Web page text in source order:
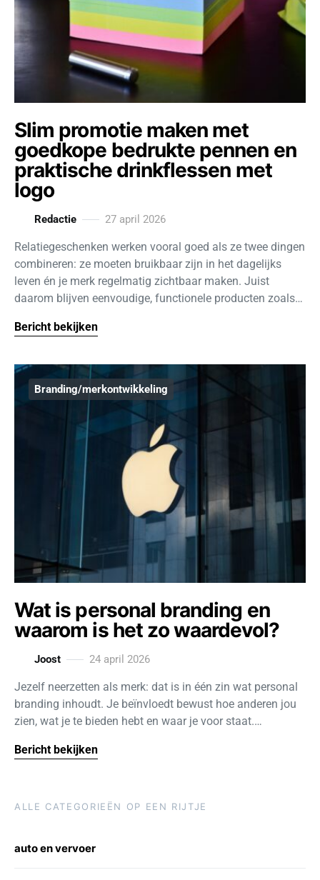
Slim promotie maken met
goedkope bedrukte pennen en
praktische drinkflessen met
logo
Redactie 27 april 2026
Relatiegeschenken werken vooral goed als ze twee dingen
combineren: ze moeten bruikbaar zijn in het dagelijks
leven én je merk regelmatig zichtbaar maken. Juist
daarom blijven eenvoudige, functionele producten zoals…
Bericht bekijken
Branding/merkontwikkeling
Wat is personal branding en
waarom is het zo waardevol?
Joost 24 april 2026
Jezelf neerzetten als merk: dat is in één zin wat personal
branding inhoudt. Je beïnvloedt bewust hoe anderen jou
zien, wat je te bieden hebt en waar je voor staat.…
Bericht bekijken
ALLE CATEGORIEËN OP EEN RIJTJE
auto en vervoer